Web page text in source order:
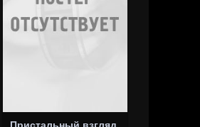
Пристальный взгляд